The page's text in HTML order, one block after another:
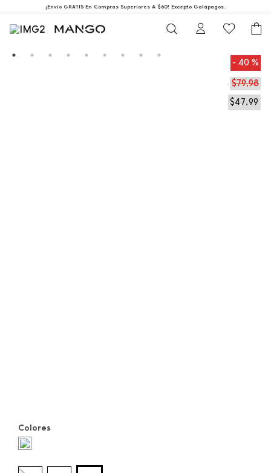
¡Envío GRATIS En Compras Superiores A $60! Excepto Galápagos.
40 %
$79,98
$47,99
Colores